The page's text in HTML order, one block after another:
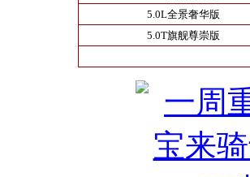
5.0L全景奢华版
5.0T旗舰尊崇版